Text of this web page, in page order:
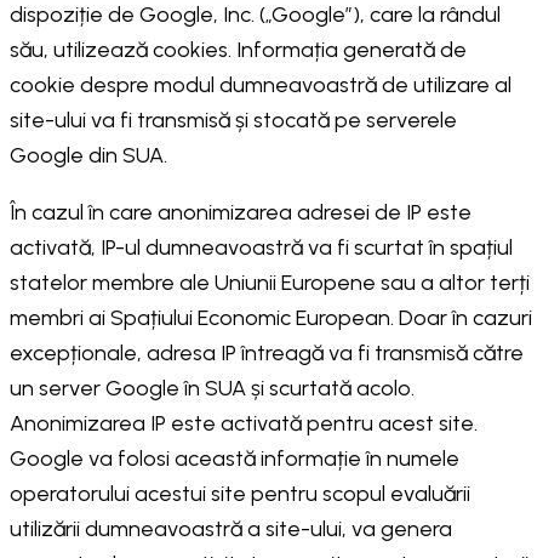
dispoziție de Google, Inc. („Google”), care la rândul
său, utilizează cookies. Informația generată de
cookie despre modul dumneavoastră de utilizare al
site-ului va fi transmisă și stocată pe serverele
Google din SUA.
În cazul în care anonimizarea adresei de IP este
activată, IP-ul dumneavoastră va fi scurtat în spațiul
statelor membre ale Uniunii Europene sau a altor terți
membri ai Spațiului Economic European. Doar în cazuri
excepționale, adresa IP întreagă va fi transmisă către
un server Google în SUA și scurtată acolo.
Anonimizarea IP este activată pentru acest site.
Google va folosi această informație în numele
operatorului acestui site pentru scopul evaluării
utilizării dumneavoastră a site-ului, va genera